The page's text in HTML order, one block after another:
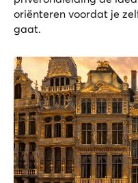
oriënteren voordat je
gaat.